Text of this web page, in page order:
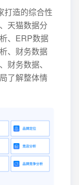
打造的综合性
天猫数据分
、ERP数据
、财务数据
财务数据、
了解整体情